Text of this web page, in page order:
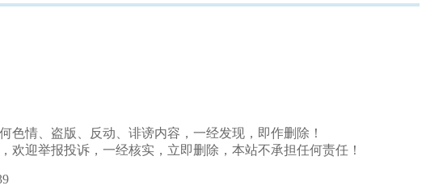
色情、盗版、反动、诽谤内容，一经发现，即作删除！
迎举报投诉，一经核实，立即删除，本站不承担任何责任！